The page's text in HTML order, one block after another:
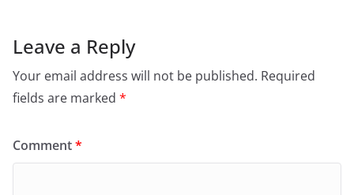
Leave a Reply
Your email address will not be published. Required
fields are marked *
Comment*